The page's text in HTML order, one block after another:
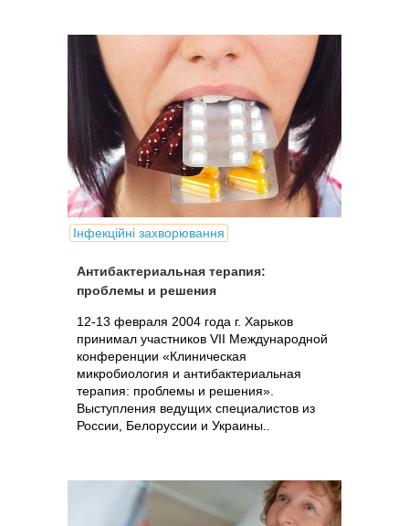
Інфекційні захворювання
Антибактериальная терапия:
проблемы и решения
12-13 февраля 2004 года г. Харьков
принимал участников VII Международной
конференции «Клиническая
микробиология и антибактериальная
терапия: проблемы и решения».
Выступления ведущих специалистов из
России, Белоруссии и Украины..